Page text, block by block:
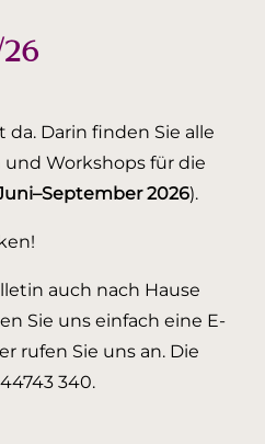
da. Darin finden Sie alle
und Workshops für die
2026).
auch nach Hause
Sie uns einfach eine E-
rufen Sie uns an. Die
340.